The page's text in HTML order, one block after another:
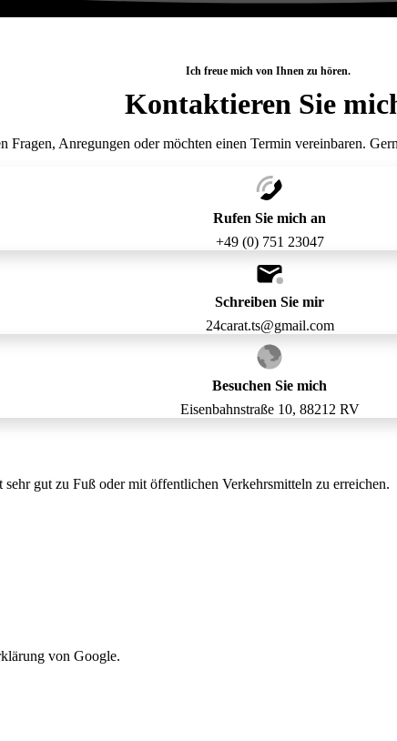
Ich freue mich von Ihnen zu hören.
Kontaktieren Sie
Fragen, Anregungen oder möchten einen Termin vereinbaren.
Rufen Sie mich an
+49 (0) 751 23047
Schreiben Sie mir
24carat.ts@gmail.com
Besuchen Sie mich
Eisenbahnstraße 10, 88212 RV
gut zu Fuß oder mit öffentlichen Verkehrsmitteln zu erreichen.
von Google.